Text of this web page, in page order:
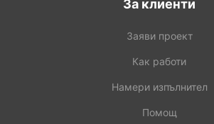
За клиенти
Заяви проект
Как работи
Намери изпълнител
Помощ